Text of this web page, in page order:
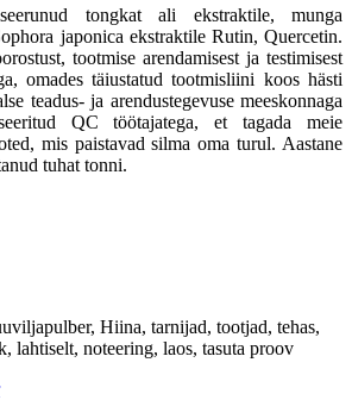
tongkat ali ekstraktile, munga
japonica ekstraktile Rutin, Quercetin.
tootmise arendamisest ja testimisest
omades täiustatud tootmisliini koos hästi
teadus- ja arendustegevuse meeskonnaga
QC töötajatega, et tagada meie
mis paistavad silma oma turul. Aastane
tuhat tonni.
Hiina, tarnijad, tootjad, tehas,
lahtiselt, noteering, laos, tasuta proov